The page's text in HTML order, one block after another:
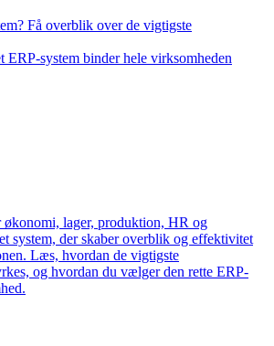
Få overblik over de vigtigste
ERP-system binder hele virksomheden
økonomi, lager, produktion, HR og
system, der skaber overblik og effektivitet
Læs, hvordan de vigtigste
og hvordan du vælger den rette ERP-